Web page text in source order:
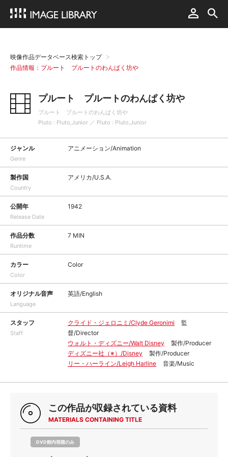
映像作品データベース検索トップ
作品情報：プルート プルートのわんぱく坊や
プルート プルートのわんぱく坊や
プルート プルートのわんぱく坊や
Pluto : Pluto,Junior ／ Pluto : Pluto,Junior
ジャンル
Genre
アニメーション/Animation
製作国
Country
アメリカ/U.S.A.
公開年
Release Date
1942
作品分数
Runtime
7 MIN
カラー
Color
Color
オリジナル音声
Language
英語/English
スタッフ
Staff
クライド・ジェロニミ/Clyde Geronimi
監
督/Director
ウォルト・ディズニー/Walt Disney
製作/Producer
ディズニー社（※）/Disney
製作/Producer
リー・ハーライン/Leigh Harline
音楽/Music
この作品が収録されている資料
MATERIALS CONTAINING TITLE
DVD館内視聴のみ